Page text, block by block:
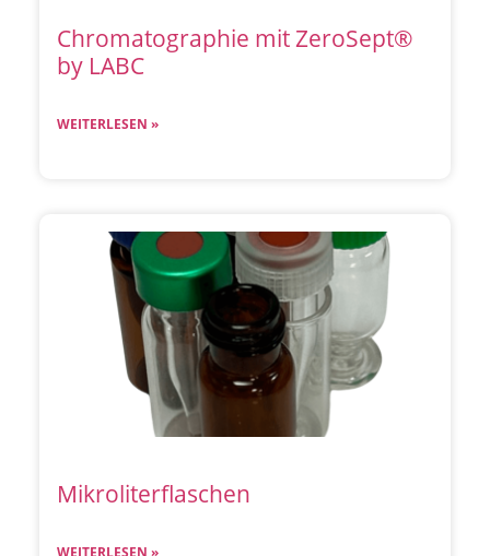
Chromatographie mit ZeroSept®
by LABC
WEITERLESEN »
Mikroliterflaschen
WEITERLESEN »